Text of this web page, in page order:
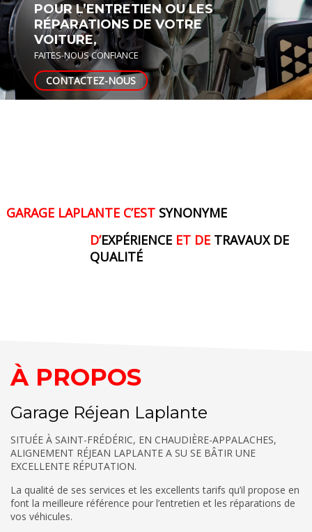
POUR L’ENTRETIEN OU LES
RÉPARATIONS DE VOTRE
VOITURE,
FAITES-NOUS CONFIANCE
CONTACTEZ-NOUS
GARAGE LAPLANTE C’ESTSYNONYME
D’EXPÉRIENCE ET DE TRAVAUX DE
QUALITÉ
À PROPOS
Garage Réjean Laplante
SITUÉE À SAINT-FRÉDÉRIC, EN CHAUDIÈRE-APPALACHES,
ALIGNEMENT RÉJEAN LAPLANTE A SU SE BÂTIR UNE
EXCELLENTE RÉPUTATION.
La qualité de ses services et les excellents tarifs qu’il propose en
font la meilleure référence pour l’entretien et les réparations de
vos véhicules.